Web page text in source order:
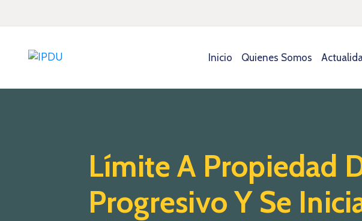
Inicio Quienes Somos
Límite A Propiedad
Progresivo Y Se